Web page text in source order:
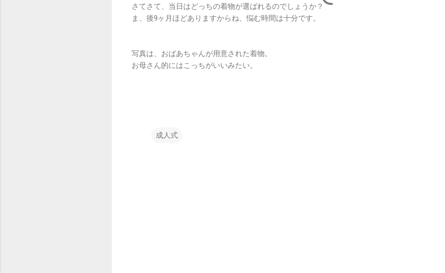
さてさて、当日はどっちの着物が選ばれるのでしょうか？
ま、後9ヶ月ほどありますからね、悩む時間は十分です。
写真は、おばあちゃんが用意された着物。
お母さん的にはこっちがいいみたい。
成人式